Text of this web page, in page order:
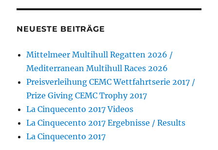
NEUESTE BEITRÄGE
Mittelmeer Multihull Regatten 2026 /
Mediterranean Multihull Races 2026
Preisverleihung CEMC Wettfahrtserie 2017 /
Prize Giving CEMC Trophy 2017
La Cinquecento 2017 Videos
La Cinquecento 2017 Ergebnisse / Results
La Cinquecento 2017